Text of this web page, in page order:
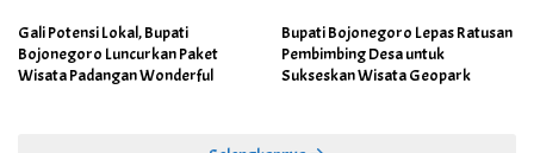
Gali Potensi Lokal, Bupati
Bojonegoro Luncurkan Paket
Wisata Padangan Wonderful
Bupati Bojonegoro Lepas Ratusan
Pembimbing Desa untuk
Sukseskan Wisata Geopark